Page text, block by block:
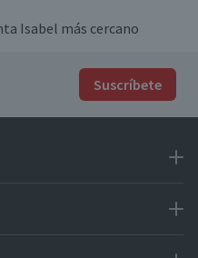
Isabel más cercano
Suscríbete